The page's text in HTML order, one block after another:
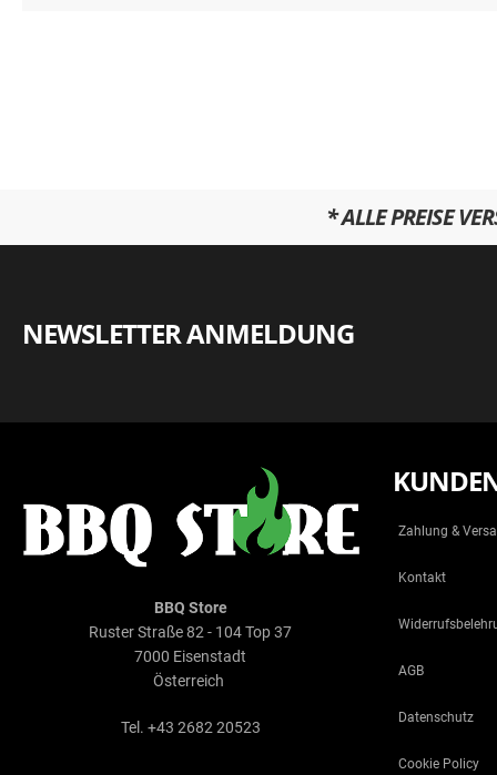
* ALLE PREISE
NEWSLETTER ANMELDUNG
BBQ Store
Ruster Straße 82 - 104 Top 37
7000 Eisenstadt
Österreich
Tel. +43 2682 20523
Zahlung &
Kontakt
AGB
Datenschutz
Cookie Policy